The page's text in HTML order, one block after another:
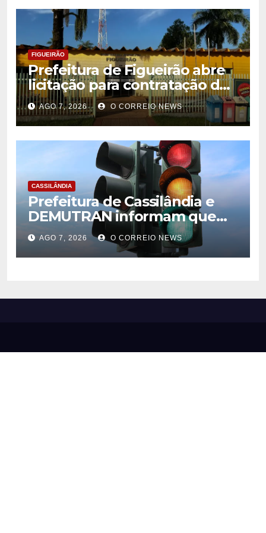
FIGUEIRÃO
Prefeitura de Figueirão abre
licitação para contratação de
estrutura de eventos
AGO 7, 2026 O CORREIO NEWS
CASSILÂNDIA
Prefeitura de Cassilândia e
DEMUTRAN informam que
semáforo entre as ruas Amin
José e Antônio Paulino
entrou em funcionamento
AGO 7, 2026 O CORREIO NEWS